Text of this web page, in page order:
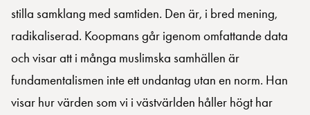
stilla samklang med samtiden. Den är, i bred mening,
radikaliserad. Koopmans går igenom omfattande data
och visar att i många muslimska samhällen är
fundamentalismen inte ett undantag utan en norm. Han
visar hur värden som vi i västvärlden håller högt har